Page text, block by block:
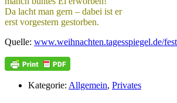
Da lacht man gern – dabei ist er
erst vorgestern gestorben.
Quelle: www.weihnachten.tagesspiegel.de/
Kategorie: Allgemein, Privates